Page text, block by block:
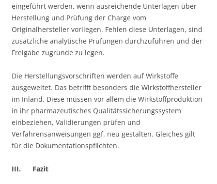
eingeführt werden, wenn ausreichende Unterlagen über
Herstellung und Prüfung der Charge vom
Originalhersteller vorliegen. Fehlen diese Unterlagen, sind
zusätzliche analytische Prüfungen durchzuführen und der
Freigabe zugrunde zu legen.
Die Herstellungsvorschriften werden auf Wirkstoffe
ausgeweitet. Das betrifft besonders die Wirkstoffhersteller
im Inland. Diese müssen vor allem die Wirkstoffproduktion
in ihr pharmazeutisches Qualitätssicherungssystem
einbeziehen, Validierungen prüfen und
Verfahrensanweisungen ggf. neu gestalten. Gleiches gilt
für die Dokumentationspflichten.
III. Fazit